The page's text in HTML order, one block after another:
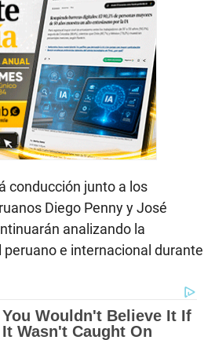
conducción junto a los
Diego Penny y José
analizando la
e internacional durante